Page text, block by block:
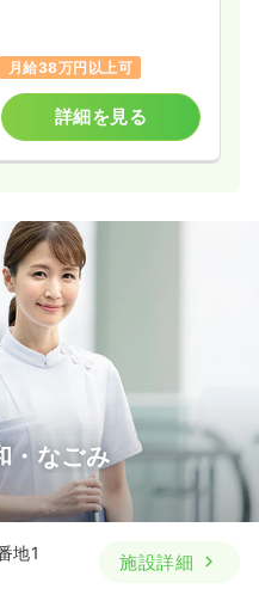
月給38万円以上可
詳細を見る
・なごみ
地1 施設詳細